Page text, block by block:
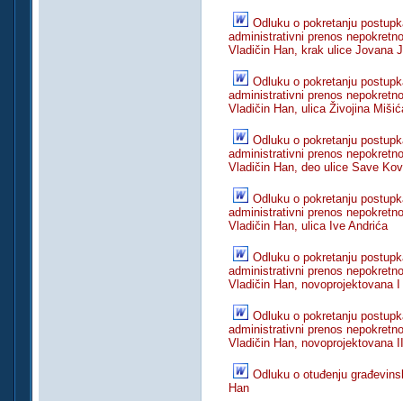
Odluku o pokretanju
administrativni prenos
Vladičin Han, krak ulice Jovana
Odluku o pokretanju
administrativni prenos
Vladičin Han, ulica Živojina
Odluku o pokretanju
administrativni prenos
Vladičin Han, deo ulice Save
Odluku o pokretanju
administrativni prenos
Vladičin Han, ulica Ive Andrića
Odluku o pokretanju
administrativni prenos
Vladičin Han, novoprojektovana
Odluku o pokretanju
administrativni prenos
Vladičin Han, novoprojektovana
Odluku o otuđenju
Han